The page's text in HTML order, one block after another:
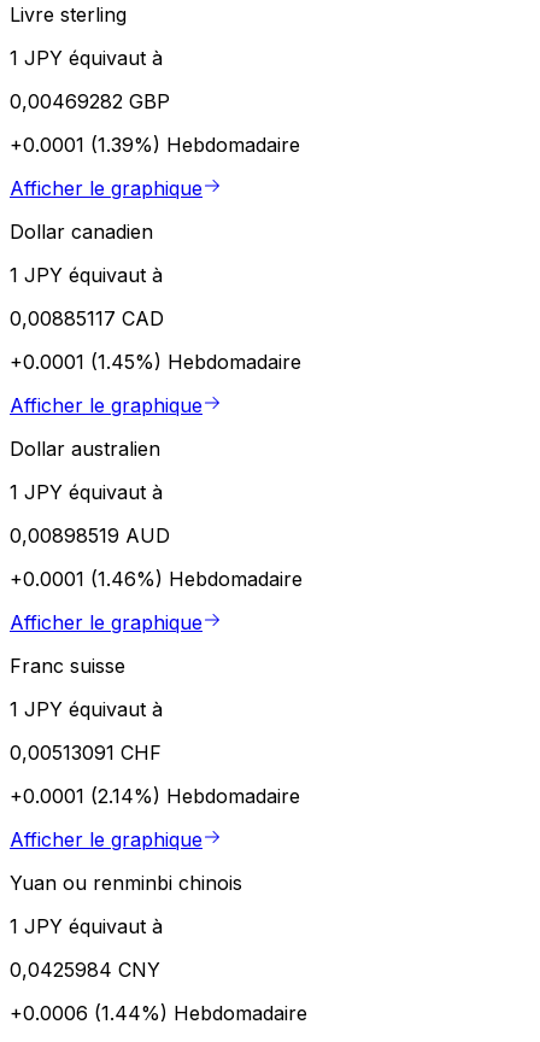
Livre sterling
1 JPY équivaut à
0,00469282 GBP
+0.0001 (1.39%) Hebdomadaire
Afficher le graphique
Dollar canadien
1 JPY équivaut à
0,00885117 CAD
+0.0001 (1.45%) Hebdomadaire
Afficher le graphique
Dollar australien
1 JPY équivaut à
0,00898519 AUD
+0.0001 (1.46%) Hebdomadaire
Afficher le graphique
Franc suisse
1 JPY équivaut à
0,00513091 CHF
+0.0001 (2.14%) Hebdomadaire
Afficher le graphique
Yuan ou renminbi chinois
1 JPY équivaut à
0,0425984 CNY
+0.0006 (1.44%) Hebdomadaire